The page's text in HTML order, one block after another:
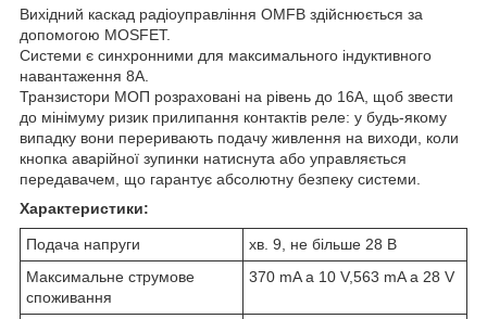
Вихідний каскад радіоуправління OMFB здійснюється за
допомогою MOSFET.
Системи є синхронними для максимального індуктивного
навантаження 8A.
Транзистори МОП розраховані на рівень до 16А, щоб звести
до мінімуму ризик прилипання контактів реле: у будь-якому
випадку вони переривають подачу живлення на виходи, коли
кнопка аварійної зупинки натиснута або управляється
передавачем, що гарантує абсолютну безпеку системи.
Характеристики:
Подача напруги
хв. 9, не більше 28 В
Максимальне струмове
споживання
370 mA a 10 V,563 mA a 28 V